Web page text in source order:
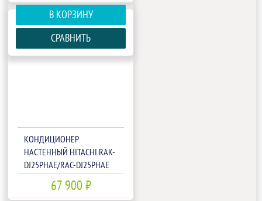
В КОРЗИНУ
СРАВНИТЬ
КОНДИЦИОНЕР
НАСТЕННЫЙ HITACHI RAK-
DJ25PHAE/RAC-DJ25PHAE
67 900 ₽